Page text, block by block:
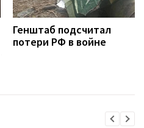
Генштаб подсчитал
потери РФ в войне